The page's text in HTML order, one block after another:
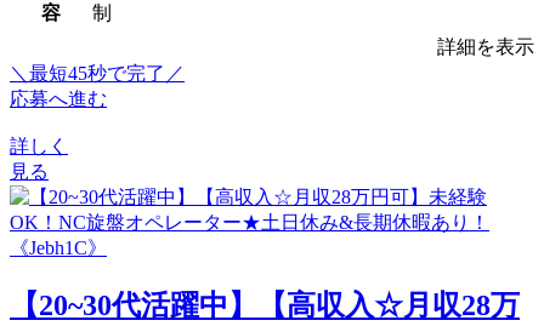
容
制
詳細を表示
＼最短45秒で完了／
応募へ進む
詳しく
見る
【20~30代活躍中】【高収入☆月収28万